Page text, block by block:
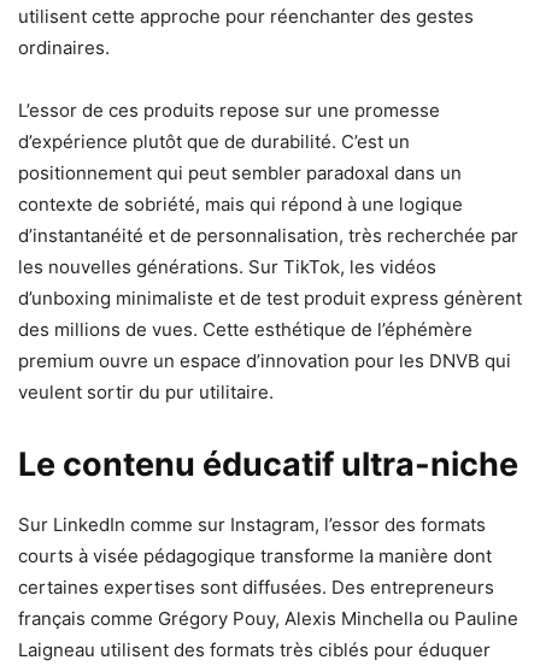
utilisent cette approche pour réenchanter des gestes
ordinaires.
L’essor de ces produits repose sur une promesse
d’expérience plutôt que de durabilité. C’est un
positionnement qui peut sembler paradoxal dans un
contexte de sobriété, mais qui répond à une logique
d’instantanéité et de personnalisation, très recherchée par
les nouvelles générations. Sur TikTok, les vidéos
d’unboxing minimaliste et de test produit express génèrent
des millions de vues. Cette esthétique de l’éphémère
premium ouvre un espace d’innovation pour les DNVB qui
veulent sortir du pur utilitaire.
Le contenu éducatif ultra-niche
Sur LinkedIn comme sur Instagram, l’essor des formats
courts à visée pédagogique transforme la manière dont
certaines expertises sont diffusées. Des entrepreneurs
français comme Grégory Pouy, Alexis Minchella ou Pauline
Laigneau utilisent des formats très ciblés pour éduquer